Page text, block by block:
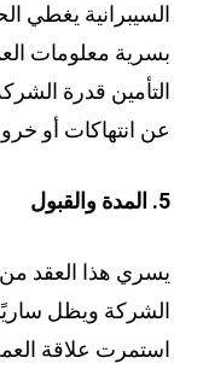
السيبرانية يغطي
بسرية معلومات
التأمين قدرة
عن انتهاكات أو
5. المدة والقبول
يسري هذا العقد
الشركة ويظل
استمرت علاقة